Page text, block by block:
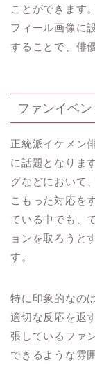
ことができます
フィール画像に
することで、俳
ファンイベ
正統派イケメン
に話題となりま
グなどにおいて
こもった対応を
ている中でも、
ョンを取ろうと
す。
特に印象的なの
適切な反応を返
張しているファ
できるような雰